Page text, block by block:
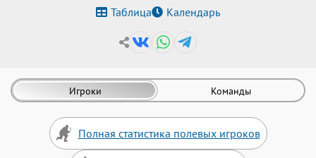
Таблица Календарь
Игроки Команды
Полная статистика полевых игроков